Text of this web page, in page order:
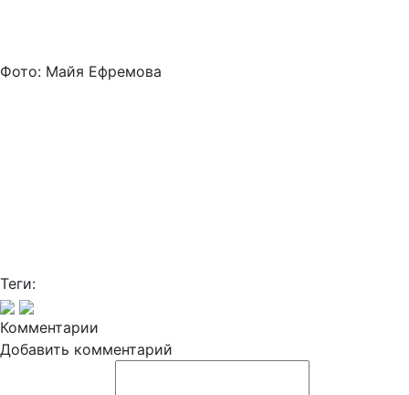
Фото: Майя Ефремова
Теги:
Комментарии
Добавить комментарий